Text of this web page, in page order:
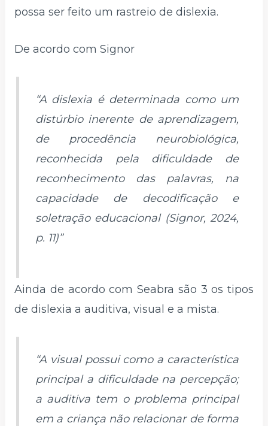
possa ser feito um rastreio de dislexia.
De acordo com Signor
“A dislexia é determinada como um
distúrbio inerente de aprendizagem,
de procedência neurobiológica,
reconhecida pela dificuldade de
reconhecimento das palavras, na
capacidade de decodificação e
soletração educacional (Signor, 2024,
p. 11)”
Ainda de acordo com Seabra são 3 os tipos
de dislexia a auditiva, visual e a mista.
“A visual possui como a característica
principal a dificuldade na percepção;
a auditiva tem o problema principal
em a criança não relacionar de forma